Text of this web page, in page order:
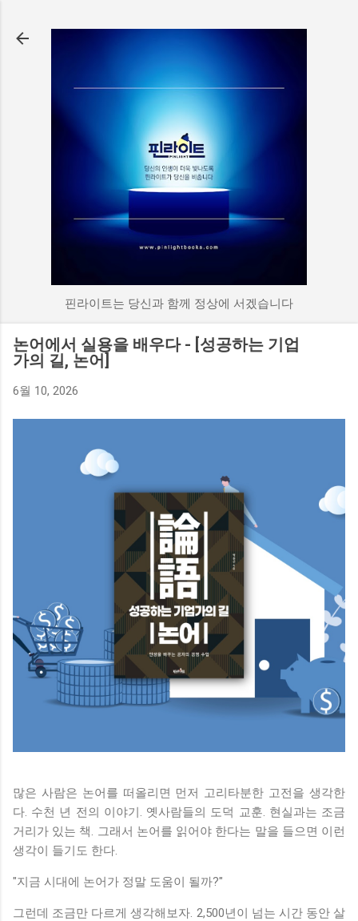
핀라이트는 당신과 함께 정상에 서겠습니다
논어에서 실용을 배우다 - [성공하는 기업
가의 길, 논어]
6월 10, 2026
많은 사람은 논어를 떠올리면 먼저 고리타분한 고전을 생각한
다. 수천 년 전의 이야기. 옛사람들의 도덕 교훈. 현실과는 조금
거리가 있는 책. 그래서 논어를 읽어야 한다는 말을 들으면 이런
생각이 들기도 한다.
"지금 시대에 논어가 정말 도움이 될까?"
그런데 조금만 다르게 생각해보자. 2,500년이 넘는 시간 동안 살